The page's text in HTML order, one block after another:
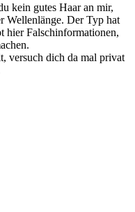
kein gutes Haar an mir,
Wellenlänge. Der Typ hat
hier Falschinformationen,
versuch dich da mal privat